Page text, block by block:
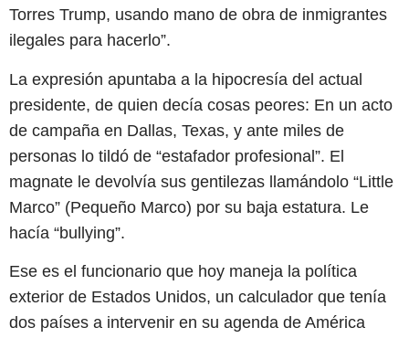
Torres Trump, usando mano de obra de inmigrantes
ilegales para hacerlo”.
La expresión apuntaba a la hipocresía del actual
presidente, de quien decía cosas peores: En un acto
de campaña en Dallas, Texas, y ante miles de
personas lo tildó de “estafador profesional”. El
magnate le devolvía sus gentilezas llamándolo “Little
Marco” (Pequeño Marco) por su baja estatura. Le
hacía “bullying”.
Ese es el funcionario que hoy maneja la política
exterior de Estados Unidos, un calculador que tenía
dos países a intervenir en su agenda de América